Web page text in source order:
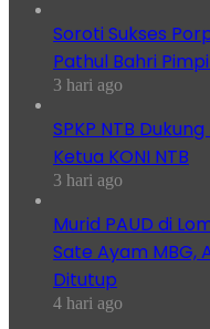
Soroti Sukses
Pathul Bahri
3 hari ago
SPKP NTB
Ketua KONI NTB
3 hari ago
Murid PAUD di
Sate Ayam MBG,
Ditutup
4 hari ago